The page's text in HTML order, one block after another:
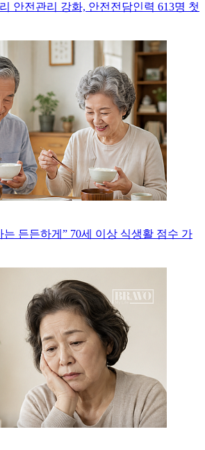
안전관리 강화, 안전전담인력 613명 첫
는 든든하게” 70세 이상 식생활 점수 가